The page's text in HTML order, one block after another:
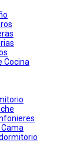
Cocina